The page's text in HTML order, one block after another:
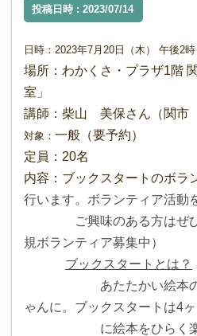
投稿日時 : 2023/07/14
日時：2023年7月20日（木） 午後2時
場所：わかくさ・プラザ1階
室」
講師：柴山 美保さん（関
対象： 一般（要予約）
定員：20名
内容：ブックスタートのボラ
行います。ボランティア活動
ご興味のある方はぜひ
規ボランティア募集中）
ブックスタートとは？
あたたかい絵本
ゃんに。ブックスタートは4
に絵本をひらく楽し